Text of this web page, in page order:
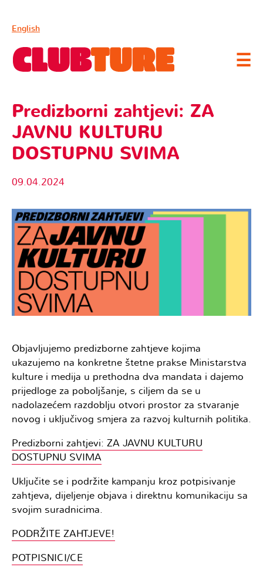
English
☰
Predizborni zahtjevi: ZA
JAVNU KULTURU
DOSTUPNU SVIMA
09.04.2024
Objavljujemo predizborne zahtjeve kojima
ukazujemo na konkretne štetne prakse Ministarstva
kulture i medija u prethodna dva mandata i dajemo
prijedloge za poboljšanje, s ciljem da se u
nadolazećem razdoblju otvori prostor za stvaranje
novog i uključivog smjera za razvoj kulturnih politika.
Predizborni zahtjevi: ZA JAVNU KULTURU
DOSTUPNU SVIMA
Uključite se i podržite kampanju kroz potpisivanje
zahtjeva, dijeljenje objava i direktnu komunikaciju sa
svojim suradnicima.
PODRŽITE ZAHTJEVE!
POTPISNICI/CE